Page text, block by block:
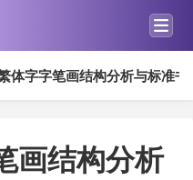
体字字笔画结构分析与标准书
画结构分析